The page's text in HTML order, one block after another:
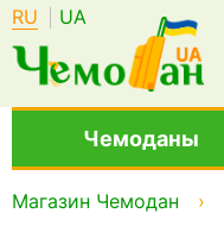
RU UA
Чемоданы
Магазин Чемодан